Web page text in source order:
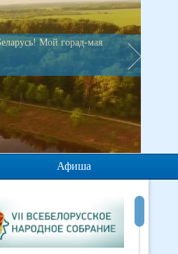
Мой горад-мая
Афиша